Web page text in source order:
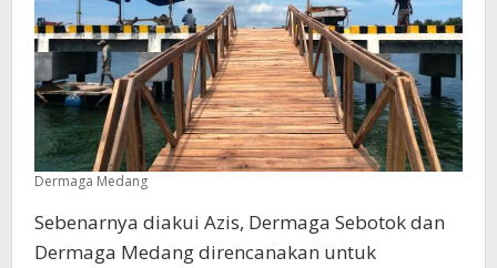
Dermaga Medang
Sebenarnya diakui Azis, Dermaga Sebotok dan
Dermaga Medang direncanakan untuk